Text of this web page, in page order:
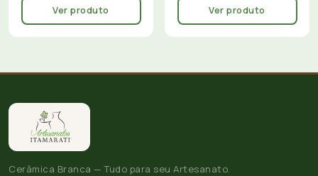
Ver produto Ver produto
Cerâmica Branca — Tudo para seu Artesanato.